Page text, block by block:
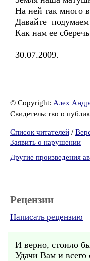
На ней так много
Давайте подумаем
Как нам ее
30.07.2009.
© Copyright: Алех
Свидетельство о
Список читателей /
Заявить о нарушении
Другие произведения
Рецензии
Написать рецензию
И верно, стоило
Удачи Вам и